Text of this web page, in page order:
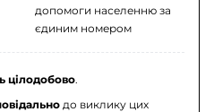
допомоги населенню за
єдиним номером
цілодобово.
до виклику цих